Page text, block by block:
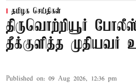
தமிழக செய்திகள்
திருவொற்றியூர்
தீக்குளித்த முதியவர்
Published on: 09 Aug 2026, 12:36 pm